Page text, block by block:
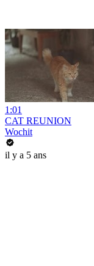
1:01
CAT REUNION
Wochit
il y a 5 ans